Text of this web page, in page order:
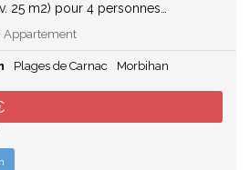
25 m2) pour 4 personnes…
Appartement
Plages de Carnac
Morbihan